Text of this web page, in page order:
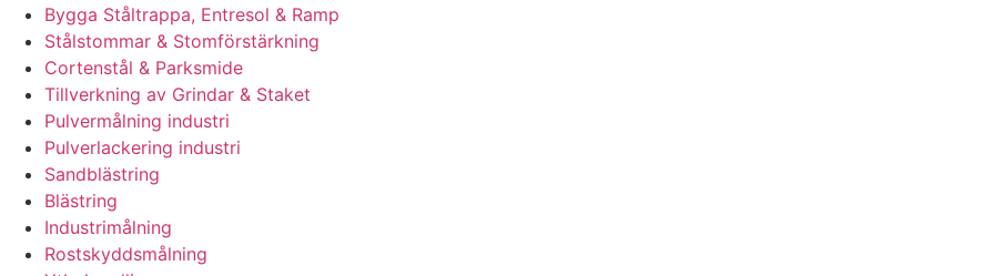
Bygga Ståltrappa, Entresol & Ramp
Stålstommar & Stomförstärkning
Cortenstål & Parksmide
Tillverkning av Grindar & Staket
Pulvermålning industri
Pulverlackering industri
Sandblästring
Blästring
Industrimålning
Rostskyddsmålning